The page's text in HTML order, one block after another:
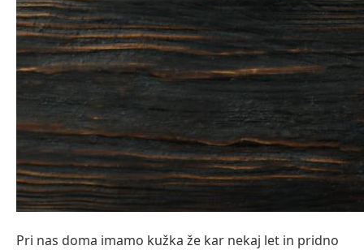
Pri nas doma imamo kužka že kar nekaj let in pridno